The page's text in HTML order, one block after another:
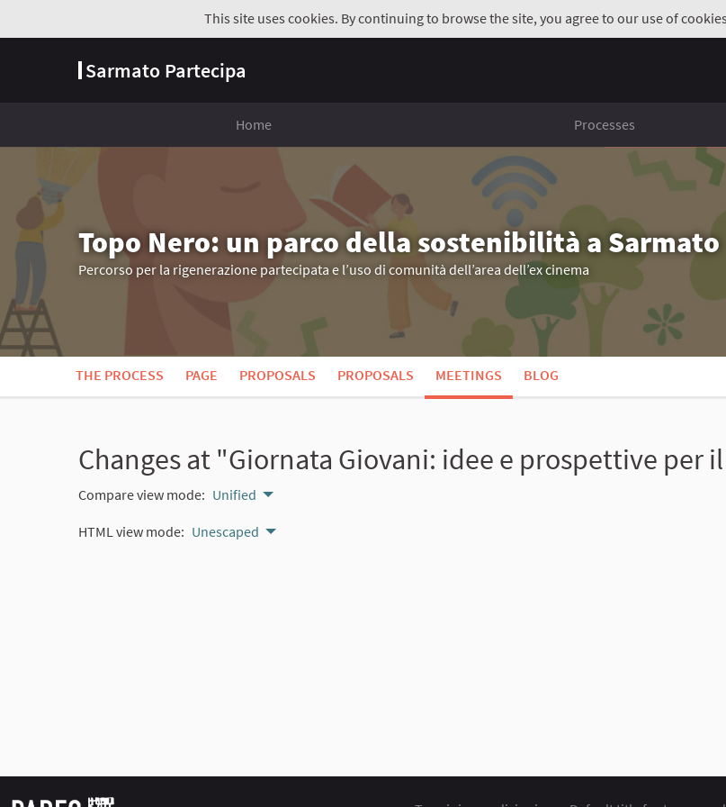
This site uses cookies. By continuing to browse the site, you agree to our use of
Sarmato Partecipa
Home Processes
Topo Nero: un parco della sostenibilità a Sarmato
Percorso per la rigenerazione partecipata e l’uso di comunità dell’area dell’ex cinema
THE PROCESS PAGE PROPOSALS PROPOSALS MEETINGS BLOG
Changes at "Giornata Giovani: idee e prospettive per
Compare view mode: Unified
HTML view mode: Unescaped